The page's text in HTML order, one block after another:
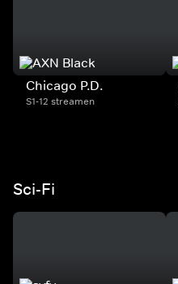
Chicago P.D.
S1-12 streamen
Sci-Fi